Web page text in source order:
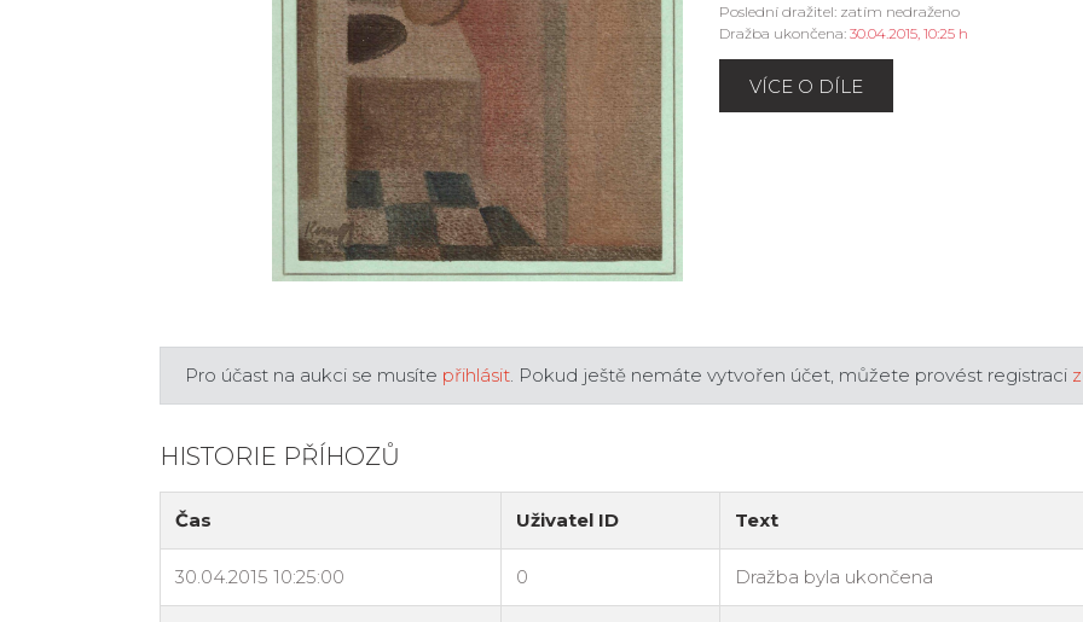
Poslední dražitel: zatím nedraženo
Dražba ukončena: 30.04.2015, 10:25 h
VÍCE O DÍLE
Pro účast na aukci se musíte přihlásit. Pokud ještě nemáte vytvořen účet, můžete provést registraci
HISTORIE PŘÍHOZŮ